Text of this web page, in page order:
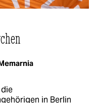
in Berlin